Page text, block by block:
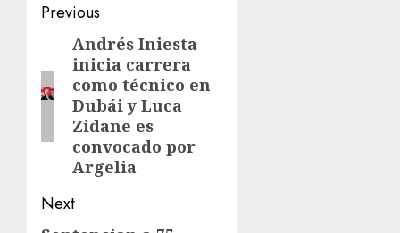
Previous
Andrés Iniesta
inicia carrera
como técnico en
Dubái y Luca
Zidane es
convocado por
Argelia
Next